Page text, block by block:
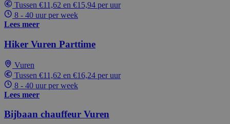
Tussen €11,62 en €15,94 per uur
8 - 40 uur per week
Lees meer
Hiker Vuren Parttime
Vuren
Tussen €11,62 en €16,24 per uur
8 - 40 uur per week
Lees meer
Bijbaan chauffeur Vuren